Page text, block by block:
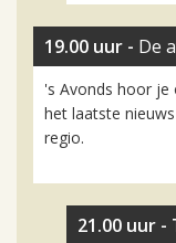
19.00 uur - De
's Avonds hoor je
het laatste
regio.
21.00 uur -